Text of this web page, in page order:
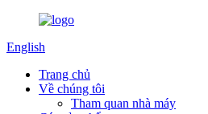
English
Trang chủ
Về chúng tôi
Tham quan nhà máy